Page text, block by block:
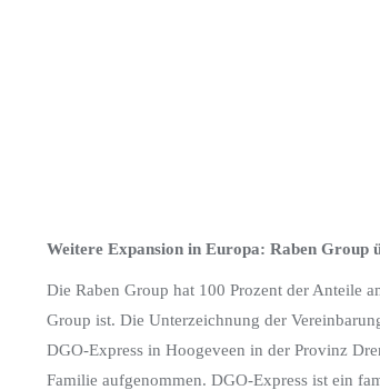
Weitere Expansion in Europa: Raben Group
Die Raben Group hat 100 Prozent der Anteile
Group ist. Die Unterzeichnung der
DGO-Express in Hoogeveen in der Provinz
Familie aufgenommen. DGO-Express ist ein